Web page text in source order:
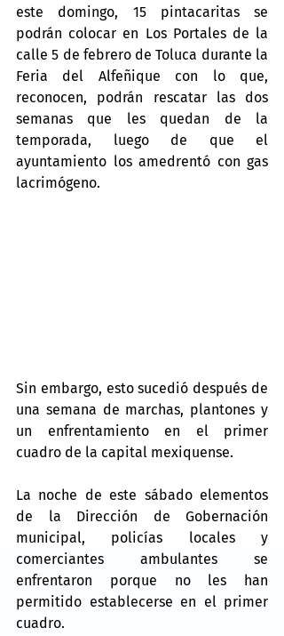
este domingo, 15 pintacaritas se
podrán colocar en Los Portales de la
calle 5 de febrero de Toluca durante la
Feria del Alfeñique con lo que,
reconocen, podrán rescatar las dos
semanas que les quedan de la
temporada, luego de que el
ayuntamiento los amedrentó con gas
lacrimógeno.
Sin embargo, esto sucedió después de
una semana de marchas, plantones y
un enfrentamiento en el primer
cuadro de la capital mexiquense.
La noche de este sábado elementos
de la Dirección de Gobernación
municipal, policías locales y
comerciantes ambulantes se
enfrentaron porque no les han
permitido establecerse en el primer
cuadro.